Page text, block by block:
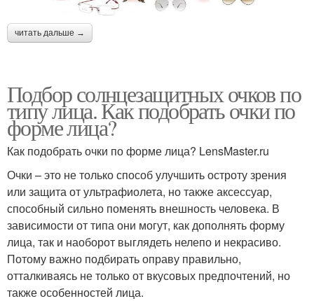
читать дальше →
Подбор солнцезащитных очков по
типу лица. Как подобрать очки по
форме лица?
Как подобрать очки по форме лица? LensMaster.ru
Очки – это не только способ улучшить остроту зрения
или защита от ультрафиолета, но также аксессуар,
способный сильно поменять внешность человека. В
зависимости от типа они могут, как дополнять форму
лица, так и наоборот выглядеть нелепо и некрасиво.
Потому важно подбирать оправу правильно,
отталкиваясь не только от вкусовых предпочтений, но
также особенностей лица.